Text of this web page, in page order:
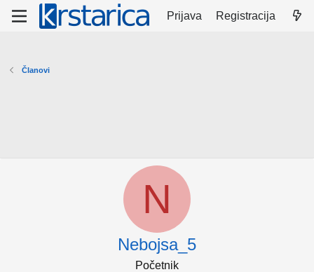
Prijava Registracija
Članovi
N
Nebojsa_5
Početnik